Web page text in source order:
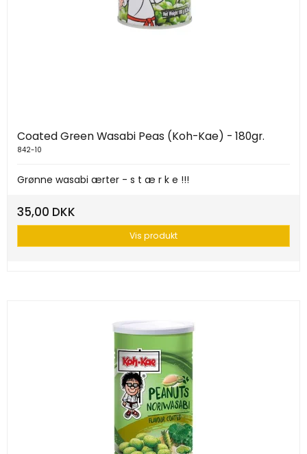
Coated Green Wasabi Peas (Koh-Kae) - 180gr.
842-10
Grønne wasabi ærter - s t æ r k e !!!
35,00 DKK
Vis produkt